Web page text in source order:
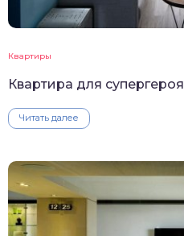
Квартиры
Квартира для супергероя
Читать далее